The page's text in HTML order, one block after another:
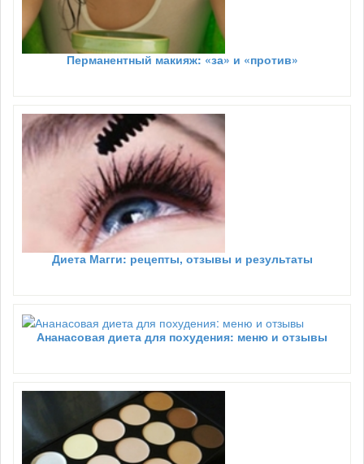
Перманентный макияж: «за» и «против»
Диета Магги: рецепты, отзывы и результаты
Ананасовая диета для похудения: меню и отзывы